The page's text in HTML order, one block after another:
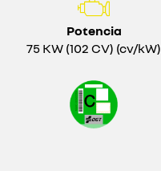
Potencia
75 KW (102 CV) (cv/kW)